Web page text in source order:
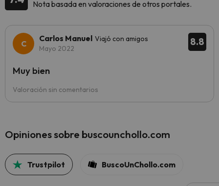
Nota basada en valoraciones de otros portales.
8.8
Carlos Manuel Viajó con amigos
Mayo 2022
Valoración sin comentarios
Muy bien
Opiniones sobre buscounchollo.com
Trustpilot BuscoUnChollo.com